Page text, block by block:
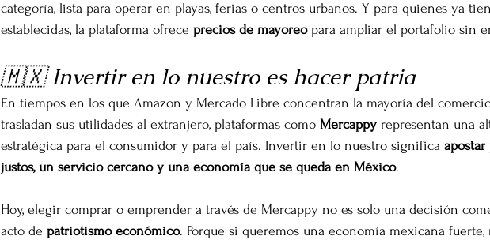
categoría, lista para operar en playas, ferias o centros urbanos. Y para quienes ya
establecidas, la plataforma ofrece precios de mayoreo para ampliar el portafolio sin
🇲🇽 Invertir en lo nuestro es hacer patria
En tiempos en los que Amazon y Mercado Libre concentran la mayoría del
trasladan sus utilidades al extranjero, plataformas como Mercappy representan una
estratégica para el consumidor y para el país. Invertir en lo nuestro significa
justos, un servicio cercano y una economía que se queda en México.
Hoy, elegir comprar o emprender a través de Mercappy no es solo una decisión
acto de patriotismo económico. Porque si queremos una economía mexicana fuerte,